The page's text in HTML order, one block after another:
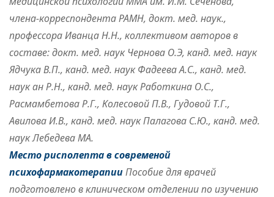
члена-корреспондента РАМН, докт. мед. наук.,
профессора Иванца Н.Н., коллективом авторов в
составе: докт. мед. наук Чернова О.Э, канд. мед. наук
Ядчука В.П., канд. мед. наук Фадеева А.С., канд. мед.
наук ан Р.Н., канд. мед. наук Работкина О.С.,
Расмамбетова Р.Г., Колесовой П.В., Гудовой Т.Г.,
Авилова И.В., канд. мед. наук Палагова С.Ю., канд. мед.
наук Лебедева МА.
Место рисполепта в современой
психофармакотерапииПособие для врачей
подготовлено в клиническом отделении по изучению